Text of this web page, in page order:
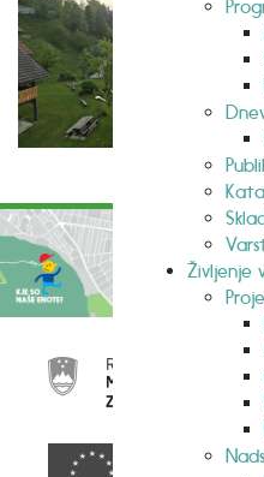
Življenje